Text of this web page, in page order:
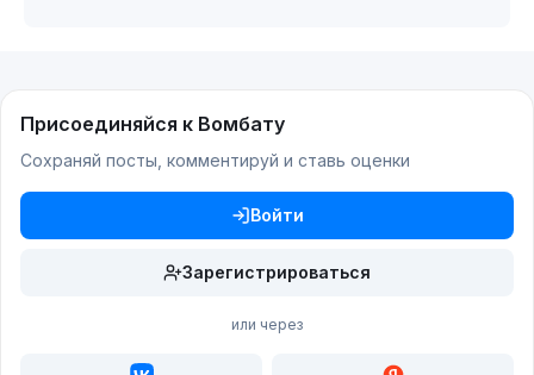
Присоединяйся к Вомбату
Сохраняй посты, комментируй и ставь оценки
Войти
Зарегистрироваться
или через